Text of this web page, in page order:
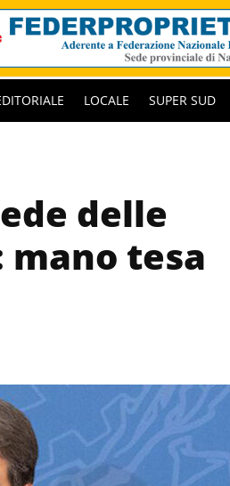
LOCALE SUPER SUD
delle
tesa